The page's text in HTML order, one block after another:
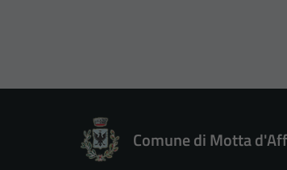
Comune di Motta